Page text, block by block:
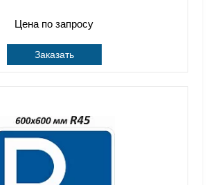
Цена по запросу
Заказать